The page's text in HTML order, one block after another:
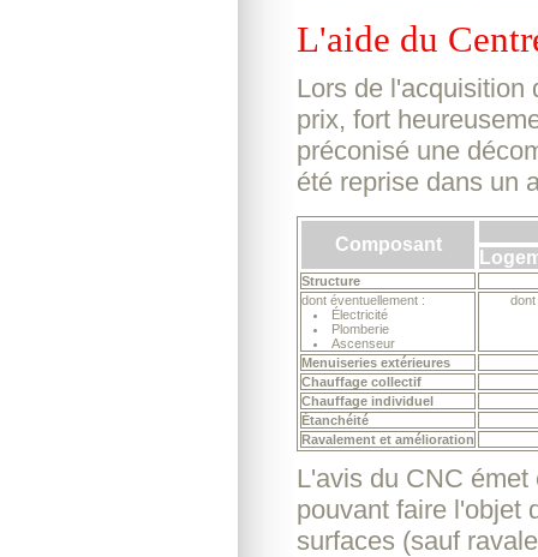
L'aide du
Lors de l'acquisition
prix, fort
préconisé une
été reprise dans un
Composant
Structure
dont éventuellement :
Électricité
Plomberie
Ascenseur
dont
Menuiseries extérieures
Chauffage collectif
Chauffage individuel
Étanchéité
Ravalement et amélioration
L'avis du CNC
pouvant faire l'objet
surfaces (sauf